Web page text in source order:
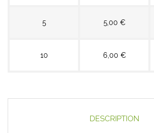
5 5,00 €
10 6,00 €
DESCRIPTION